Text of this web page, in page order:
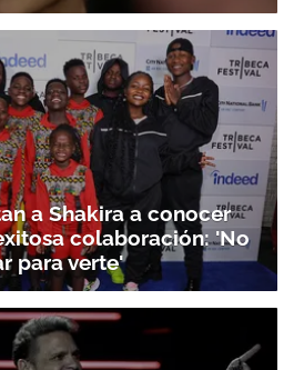
a Shakira a conocer
colaboración: 'No
para verte'